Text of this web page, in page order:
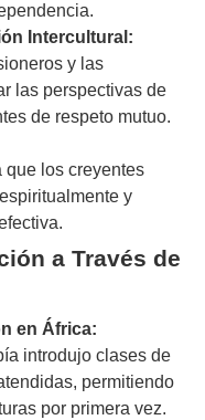
Intercultural:
y las
las perspectivas de
de respeto mutuo.
que los creyentes
y
a Través de
en África:
introdujo clases de
permitiendo
por primera vez.